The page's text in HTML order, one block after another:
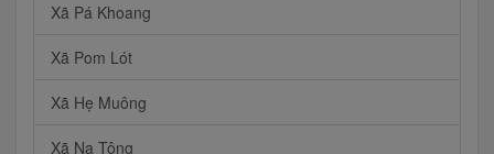
Xã Pá Khoang
Xã Pom Lót
Xã Hẹ Muông
Xã Na Tông